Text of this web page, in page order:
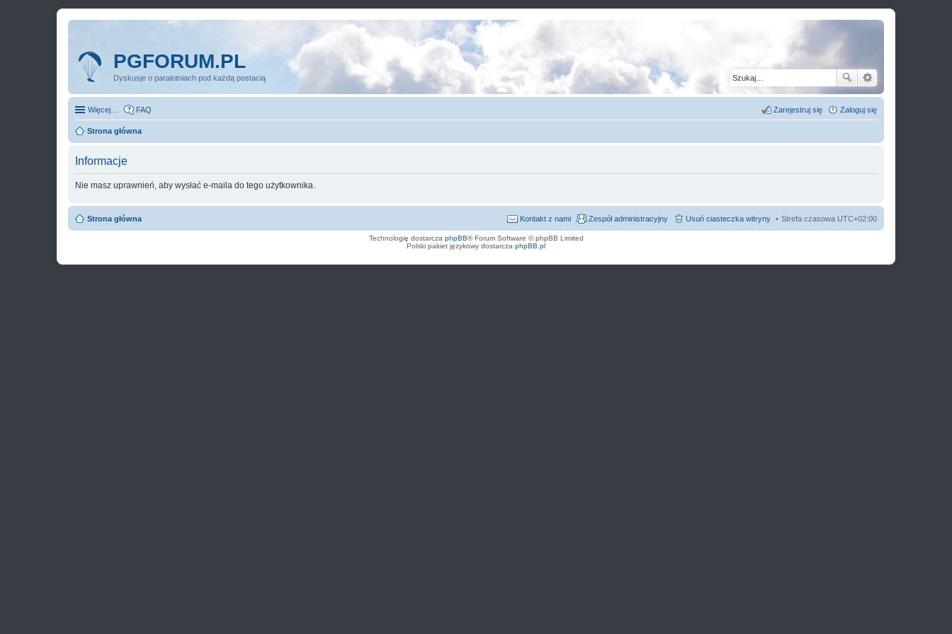
PGFORUM.PL
Dyskusje o paralotniach pod każdą postacią
Więcej… FAQ Zaloguj się
Zarejestruj się
Strona główna
Informacje
Nie masz uprawnień, aby wysłać e-maila do tego użytkownika.
Strona główna Strefa czasowa UTC+02:00
Usuń ciasteczka witryny
Zespół administracyjny
Kontakt z nami
Technologię dostarcza phpBB® Forum Software © phpBB Limited
Polski pakiet językowy dostarcza phpBB.pl